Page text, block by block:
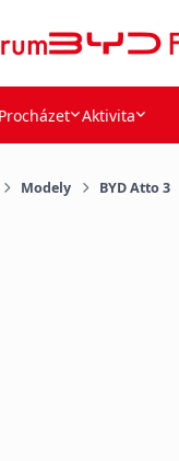
Procházet Aktivita
Modely BYD Atto 3